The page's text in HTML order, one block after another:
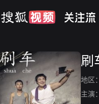
刷
地区：
主演：